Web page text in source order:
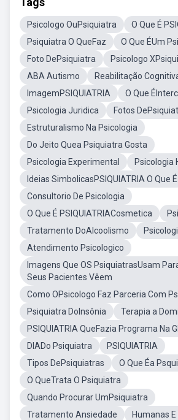
Psicologo OuPsiquiatra
O Que É
Psiquiatra O QueFaz
O Que ÉUm
Foto DePsiquiatra
Psicologo
ABA Autismo
Reabilitação
ImagemPSIQUIATRIA
O Que
Psicologia Juridica
Fotos
Estruturalismo Na Psicologia
Do Jeito Quea Psiquiatra Gosta
Psicologia Experimental
Psicologia
Ideias SimbolicasPSIQUIATRIA O Que É
Consultorio De Psicologia
O Que É PSIQUIATRIACosmetica
Tratamento DoAlcoolismo
Atendimento Psicologico
Imagens Que OS PsiquiatrasUsam
Seus Pacientes Vêem
Como OPsicologo Faz Parceria Com
Psiquiatra DoInsônia
Terapia a
PSIQUIATRIA QueFazia Programa Na
DIADo Psiquiatra
PSIQUIATRIA
Tipos DePsiquiatras
O Que Éa
O QueTrata O Psiquiatra
Quando Procurar UmPsiquiatra
Tratamento Ansiedade
Humanas